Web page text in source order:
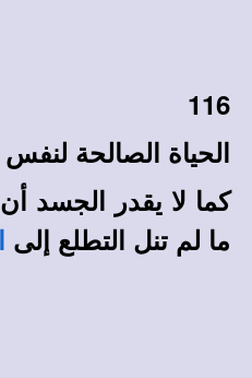
116
الحياة الصالحة
كما لا يقدر الجسد
ما لم تنل التطلع إلى